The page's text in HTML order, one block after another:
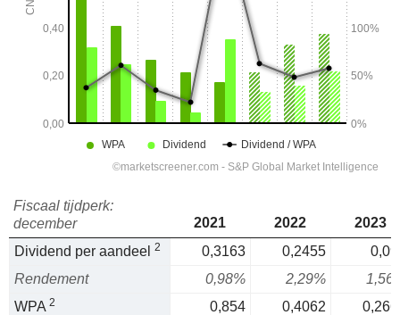
Fiscaal tijdperk:
december
2021 2022
2023
Dividend per aandeel 2 0,3163 0,2455
Rendement
0,98% 2,29%
WPA 2 0,854 0,4062